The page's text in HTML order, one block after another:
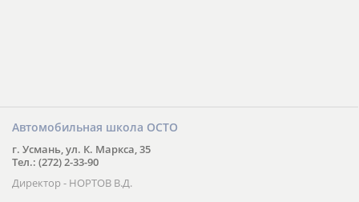
Автомобильная школа ОСТО
г. Усмань, ул. К. Маркса, 35
Тел.: (272) 2-33-90
Директор - НОРТОВ В.Д.